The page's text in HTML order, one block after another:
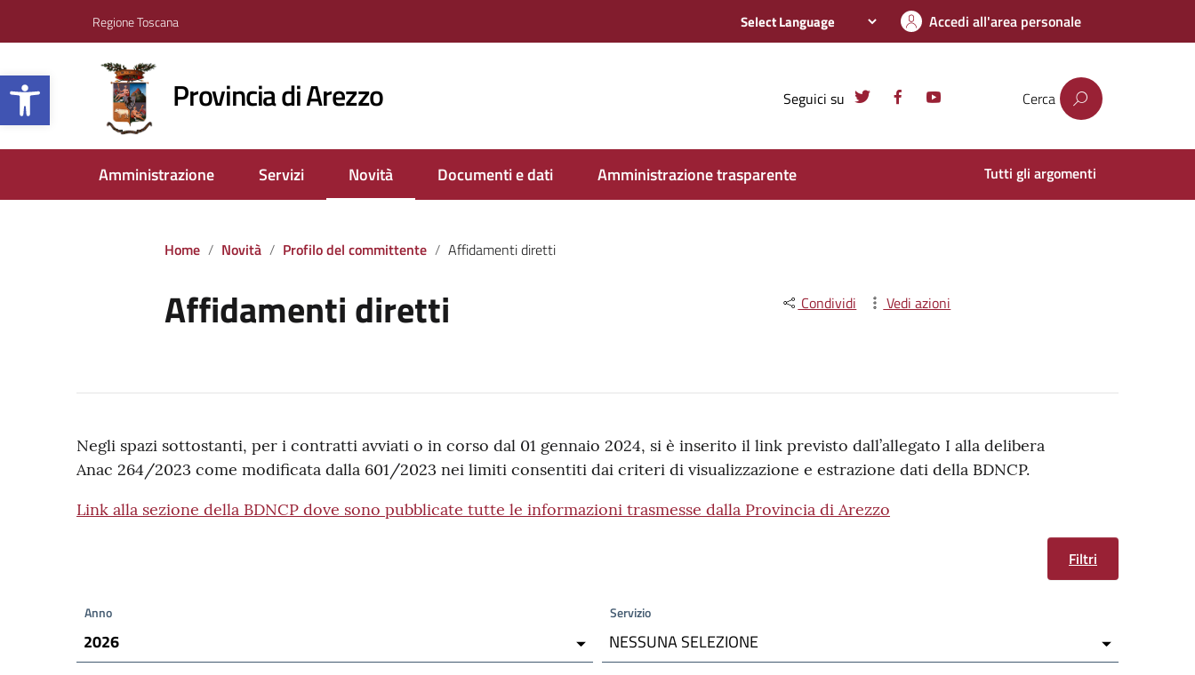
Apri la barra degli strumenti
Regione Toscana Accedi all'area personale
Provincia di Arezzo Seguici su Cerca
Amministrazione Servizi Novità Documenti e dati Amministrazione trasparente Tutti gli argomenti
Home Novità Profilo del committente Affidamenti diretti
Affidamenti diretti Condividi Vedi azioni
Negli spazi sottostanti, per i contratti avviati o in corso dal 01 gennaio 2024, si è inserito il link previsto dall’allegato I alla delibera
Anac 264/2023 come modificata dalla 601/2023 nei limiti consentiti dai criteri di visualizzazione e estrazione dati della BDNCP.
Link alla sezione della BDNCP dove sono pubblicate tutte le informazioni trasmesse dalla Provincia di Arezzo
Filtri
Anno
2026
Servizio
NESSUNA SELEZIONE